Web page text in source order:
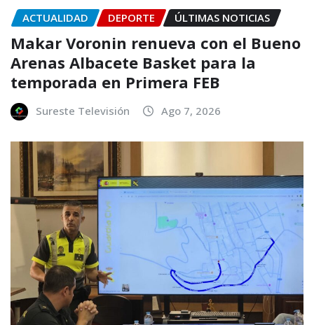
ACTUALIDAD DEPORTE ÚLTIMAS NOTICIAS
Makar Voronin renueva con el Bueno
Arenas Albacete Basket para la
temporada en Primera FEB
Sureste Televisión Ago 7, 2026